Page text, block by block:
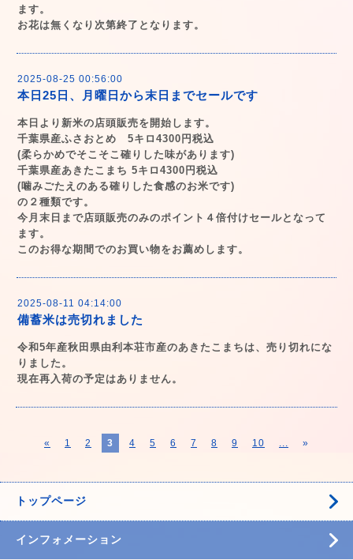
ます。
お花は無くなり次第終了となります。
2025-08-25 00:56:00
本日25日、月曜日から末日までセールです
本日より新米の店頭販売を開始します。
千葉県産ふさおとめ 5キロ4300円税込
(柔らかめでそこそこ確りした味があります)
千葉県産あきたこまち 5キロ4300円税込
(噛みごたえのある確りした食感のお米です)
の２種類です。
今月末日まで店頭販売のみのポイント４倍付けセールとなって
ます。
このお得な期間でのお買い物をお薦めします。
2025-08-11 04:14:00
備蓄米は売切れました
令和5年産秋田県由利本荘市産のあきたこまちは、売り切れにな
りました。
現在再入荷の予定はありません。
« 1 2 3 4 5 6 7 8 9 10 ... »
トップページ
インフォメーション